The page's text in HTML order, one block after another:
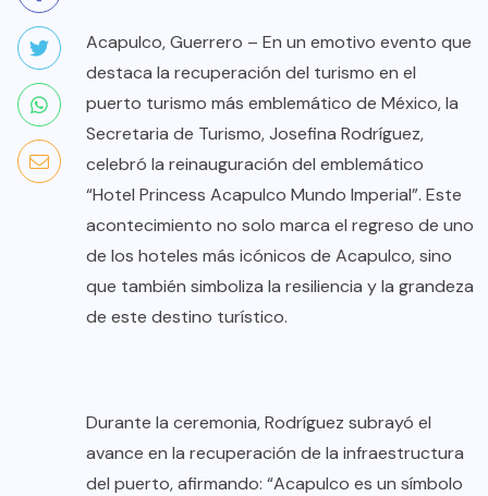
Acapulco, Guerrero – En un emotivo evento que
destaca la recuperación del turismo en el
puerto turismo más emblemático de México, la
Secretaria de Turismo, Josefina Rodríguez,
celebró la reinauguración del emblemático
“Hotel Princess Acapulco Mundo Imperial”. Este
acontecimiento no solo marca el regreso de uno
de los hoteles más icónicos de Acapulco, sino
que también simboliza la resiliencia y la grandeza
de este destino turístico.
Durante la ceremonia, Rodríguez subrayó el
avance en la recuperación de la infraestructura
del puerto, afirmando: “Acapulco es un símbolo